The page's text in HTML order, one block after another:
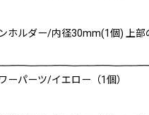
ホルダー/内径30mm(1個) 上
ーパーツ/イエロー（1個）